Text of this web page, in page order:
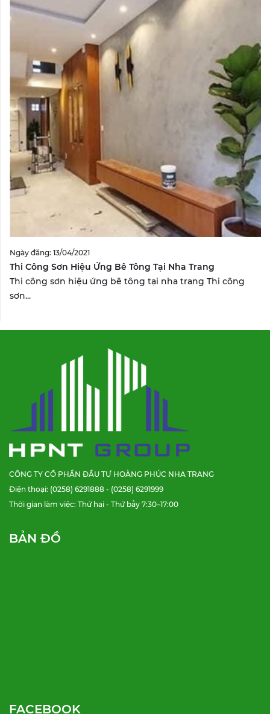
Ngày đăng: 13/04/2021
Thi Công Sơn Hiệu Ứng Bê Tông Tại Nha Trang
Thi công sơn hiệu ứng bê tông tại nha trang Thi công
sơn...
CÔNG TY CỔ PHẦN ĐẦU TƯ HOÀNG PHÚC NHA TRANG
Điện thoại: (0258) 6291888 - (0258) 6291999
Thời gian làm việc: Thứ hai - Thứ bảy 7:30–17:00
BẢN ĐỒ
FACEBOOK